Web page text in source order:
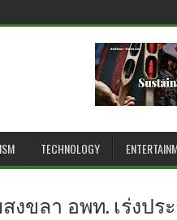
TECHNOLOGY
งขลา อพท. เร่งป